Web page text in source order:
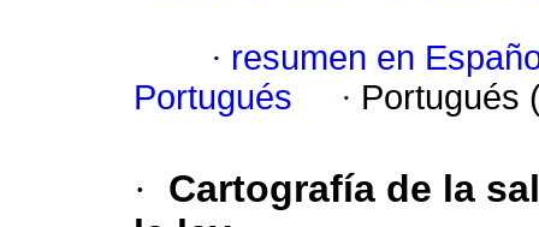
· resumen en
Portugués
· Portugués
·
Cartografía de la